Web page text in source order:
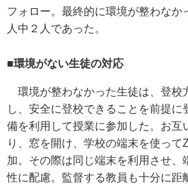
フォロー。最終的に環境が整わなか
人中２人であった。
■環境がない生徒の対応
環境が整わなかった生徒は、登校
し、安全に登校できることを前提に
備を利用して授業に参加した。お互
り、窓を開け、学校の端末を使って
加。その際は同じ端末を利用させ、
性に配慮。監督する教員も十分に距